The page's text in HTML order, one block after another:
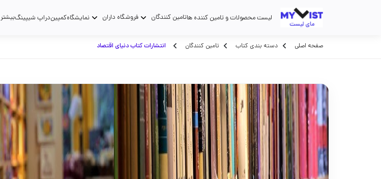
لیست محصولات و تامین کننده هاتامین کنندگان فروشگاه داران نمایشگاهکمپیندراپ شیپینگبیشتر
صفحه اصلی دسته بندی کتاب تامین کنندگان انتشارات کتاب دنیای اقتصاد